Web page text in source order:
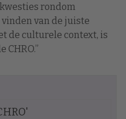
rondom
vinden van de juiste
de culturele context, is
CHRO.”